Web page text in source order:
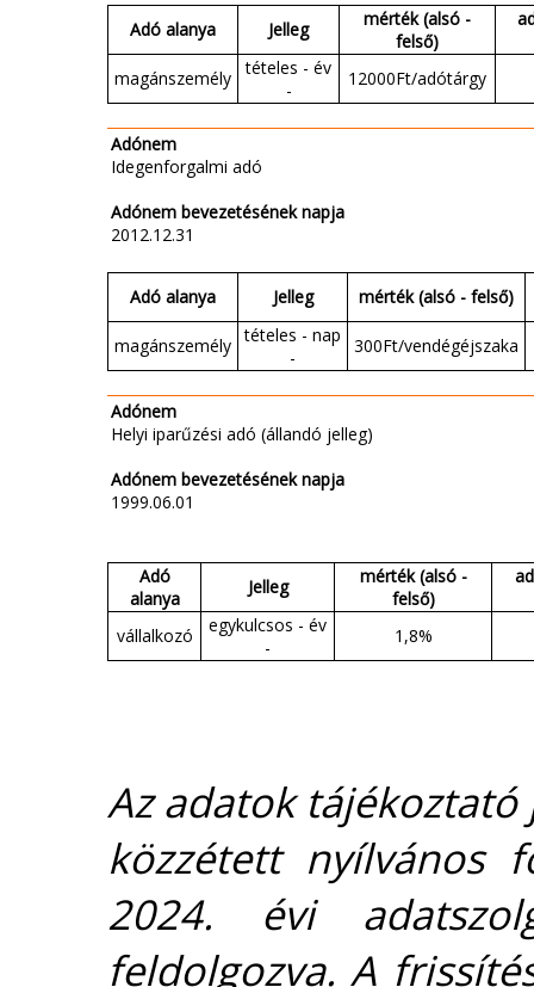
Adó alanya Jelleg
mérték (alsó -
felső)
magánszemély
tételes - év
-
12000Ft/adótárgy
Adónem
Idegenforgalmi adó
Adónem bevezetésének napja
2012.12.31
Adó alanya Jelleg mérték (alsó - felső)
magánszemély tételes - nap
-
300Ft/vendégéjszaka
Adónem
Helyi iparűzési adó (állandó jelleg)
Adónem bevezetésének napja
1999.06.01
Adó
alanya
Jelleg
mérték (alsó -
felső)
vállalkozó
egykulcsos - év
-
1,8%
Az adatok
közzétett nyílvános
2024. évi
feldolgozva. A